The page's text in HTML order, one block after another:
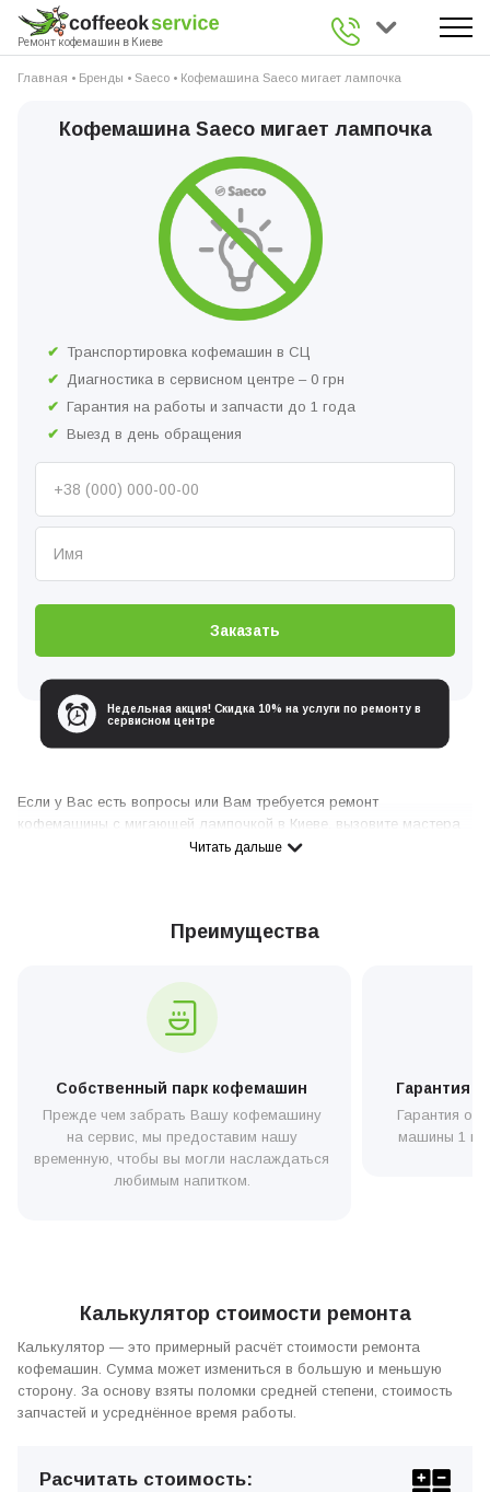
Ремонт кофемашин в Киеве
0 800 336 926
Главная • Бренды • Saeco • Кофемашина Saeco мигает лампочка
Кофемашина Saeco мигает лампочка
Транспортировка кофемашин в СЦ
Диагностика в сервисном центре – 0 грн
Гарантия на работы и запчасти до 1 года
Выезд в день обращения
Заказать
Недельная акция! Скидка 10% на услуги по ремонту в
сервисном центре
Если у Вас есть вопросы или Вам требуется ремонт
кофемашины с мигающей лампочкой в Киеве, вызовите мастера
сервисного центра любым удобным для вас способом:
Отправьте электронную заявку через форму, предложенную на
Facebook.
Кофеварки от производителя Saeco – это умная
техника, с которой максимально просто в ежедневном
настроек или требуется специальное техническое
обслуживание, она подаст необходимый сигнал. Просто
следите, как ведет себя кофемашина Saeco: мигает
лампочка – значит, недостаточно воды в резервуаре,
сбился режим приготовления, в худшем случае
засорились фильтры или система. Это даже нельзя
назвать неисправностями, устранить причину сбоя
Читать дальше
Преимущества
Собственный парк кофемашин
Прежде чем забрать Вашу кофемашину
на сервис, мы предоставим нашу
временную, чтобы вы могли наслаждаться
любимым напитком.
Гарантия
Гарантия от
машины 1
Калькулятор стоимости ремонта
Калькулятор — это примерный расчёт стоимости ремонта
кофемашин. Сумма может измениться в большую и меньшую
сторону. За основу взяты поломки средней степени, стоимость
запчастей и усреднённое время работы.
Расчитать стоимость: